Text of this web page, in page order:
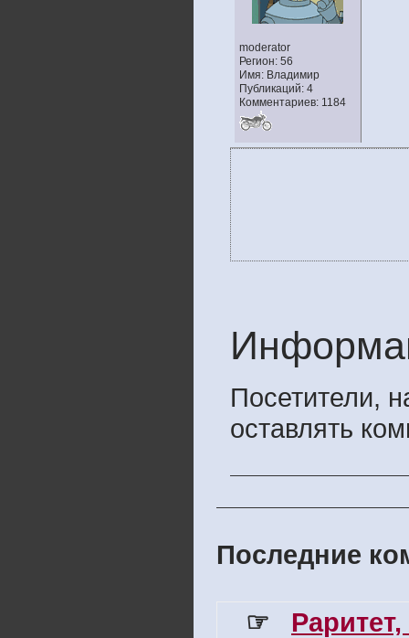
moderator
Регион: 56
Имя: Владимир
Публикаций: 4
Комментариев: 1184
Посетители,
оставлять
Последние
☞